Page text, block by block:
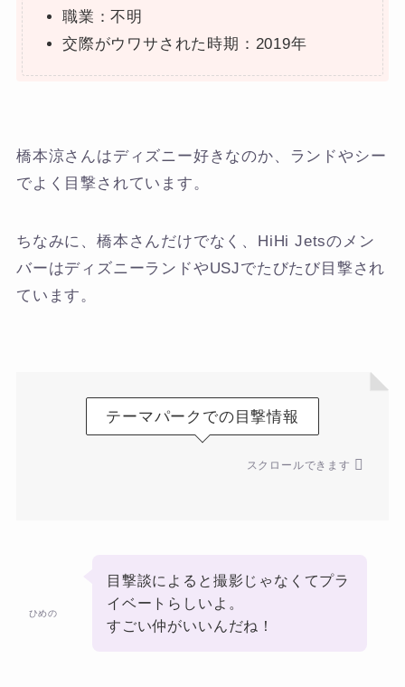
職業：不明
交際がウワサされた時期：2019年
橋本涼さんはディズニー好きなのか、ランドやシー
でよく目撃されています。
ちなみに、橋本さんだけでなく、HiHi Jetsのメン
バーはディズニーランドやUSJでたびたび目撃され
ています。
テーマパークでの目撃情報
スクロールできます
ひめの
目撃談によると撮影じゃなくてプラ
イベートらしいよ。
すごい仲がいいんだね！